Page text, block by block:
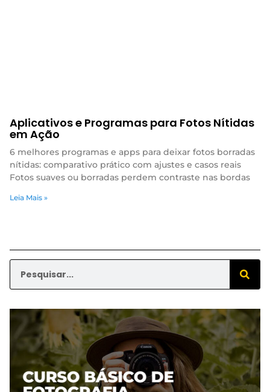
Aplicativos e Programas para Fotos Nítidas
em Ação
6 melhores programas e apps para deixar fotos borradas
nítidas: comparativo prático com ajustes e casos reais
Fotos suaves ou borradas perdem contraste nas bordas
Leia Mais »